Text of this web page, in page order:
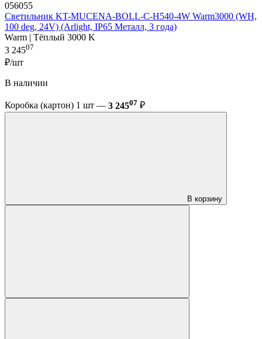
056055
Светильник KT-MUCENA-BOLL-C-H540-4W Warm3000 (WH,
100 deg, 24V) (Arlight, IP65 Металл, 3 года)
Warm | Тёплый 3000 K
3 24507
₽/шт
В наличии
Коробка (картон) 1 шт — 3 24507 ₽
В корзину